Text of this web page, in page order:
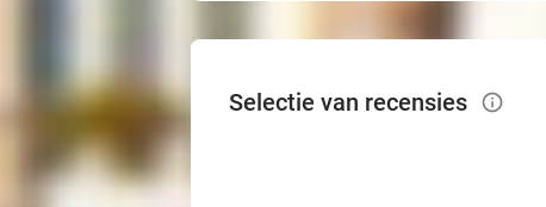
Selectie van recensies info_outlined